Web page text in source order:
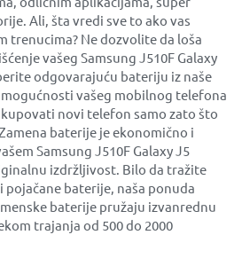
Ali, šta vredi sve to ako vas
trenucima? Ne dozvolite da loša
vašeg Samsung J510F Galaxy
odgovarajuću bateriju iz naše
vašeg mobilnog telefona
novi telefon samo zato što
baterije je ekonomično i
Samsung J510F Galaxy J5
izdržljivost. Bilo da tražite
baterije, naša ponuda
baterije pružaju izvanrednu
trajanja od 500 do 2000